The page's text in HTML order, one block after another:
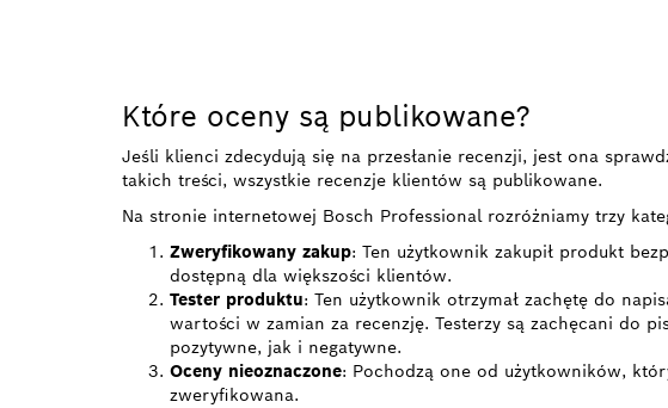
Które oceny są publikowane?
Jeśli klienci zdecydują się na przesłanie recenzji, jest ona
takich treści, wszystkie recenzje klientów są publikowane.
Na stronie internetowej Bosch Professional rozróżniamy trzy
Zweryfikowany zakup: Ten użytkownik zakupił produkt
dostępną dla większości klientów.
Tester produktu: Ten użytkownik otrzymał zachętę do
wartości w zamian za recenzję. Testerzy są zachęcani do
pozytywne, jak i negatywne.
Oceny nieoznaczone: Pochodzą one od użytkowników,
zweryfikowana.